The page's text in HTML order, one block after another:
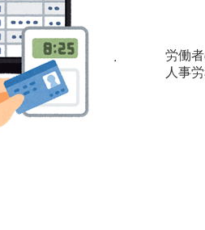
労働
人事